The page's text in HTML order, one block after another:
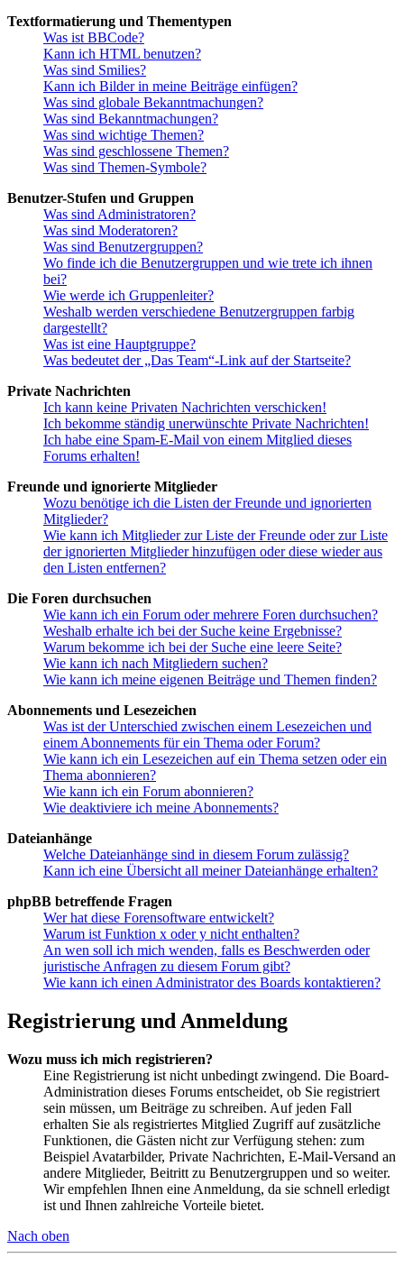
Textformatierung und Thementypen
Was ist BBCode?
Kann ich HTML benutzen?
Was sind Smilies?
Kann ich Bilder in meine Beiträge einfügen?
Was sind globale Bekanntmachungen?
Was sind Bekanntmachungen?
Was sind wichtige Themen?
Was sind geschlossene Themen?
Was sind Themen-Symbole?
Benutzer-Stufen und Gruppen
Was sind Administratoren?
Was sind Moderatoren?
Was sind Benutzergruppen?
Wo finde ich die Benutzergruppen und wie trete ich ihnen
bei?
Wie werde ich Gruppenleiter?
Weshalb werden verschiedene Benutzergruppen farbig
dargestellt?
Was ist eine Hauptgruppe?
Was bedeutet der „Das Team“-Link auf der Startseite?
Private Nachrichten
Ich kann keine Privaten Nachrichten verschicken!
Ich bekomme ständig unerwünschte Private Nachrichten!
Ich habe eine Spam-E-Mail von einem Mitglied dieses
Forums erhalten!
Freunde und ignorierte Mitglieder
Wozu benötige ich die Listen der Freunde und ignorierten
Mitglieder?
Wie kann ich Mitglieder zur Liste der Freunde oder zur Liste
der ignorierten Mitglieder hinzufügen oder diese wieder aus
den Listen entfernen?
Die Foren durchsuchen
Wie kann ich ein Forum oder mehrere Foren durchsuchen?
Weshalb erhalte ich bei der Suche keine Ergebnisse?
Warum bekomme ich bei der Suche eine leere Seite?
Wie kann ich nach Mitgliedern suchen?
Wie kann ich meine eigenen Beiträge und Themen finden?
Abonnements und Lesezeichen
Was ist der Unterschied zwischen einem Lesezeichen und
einem Abonnements für ein Thema oder Forum?
Wie kann ich ein Lesezeichen auf ein Thema setzen oder ein
Thema abonnieren?
Wie kann ich ein Forum abonnieren?
Wie deaktiviere ich meine Abonnements?
Dateianhänge
Welche Dateianhänge sind in diesem Forum zulässig?
Kann ich eine Übersicht all meiner Dateianhänge erhalten?
phpBB betreffende Fragen
Wer hat diese Forensoftware entwickelt?
Warum ist Funktion x oder y nicht enthalten?
An wen soll ich mich wenden, falls es Beschwerden oder
juristische Anfragen zu diesem Forum gibt?
Wie kann ich einen Administrator des Boards kontaktieren?
Registrierung und Anmeldung
Wozu muss ich mich registrieren?
Eine Registrierung ist nicht unbedingt zwingend. Die Board-
Administration dieses Forums entscheidet, ob Sie registriert
sein müssen, um Beiträge zu schreiben. Auf jeden Fall
erhalten Sie als registriertes Mitglied Zugriff auf zusätzliche
Funktionen, die Gästen nicht zur Verfügung stehen: zum
Beispiel Avatarbilder, Private Nachrichten, E-Mail-Versand an
andere Mitglieder, Beitritt zu Benutzergruppen und so weiter.
Wir empfehlen Ihnen eine Anmeldung, da sie schnell erledigt
ist und Ihnen zahlreiche Vorteile bietet.
Nach oben